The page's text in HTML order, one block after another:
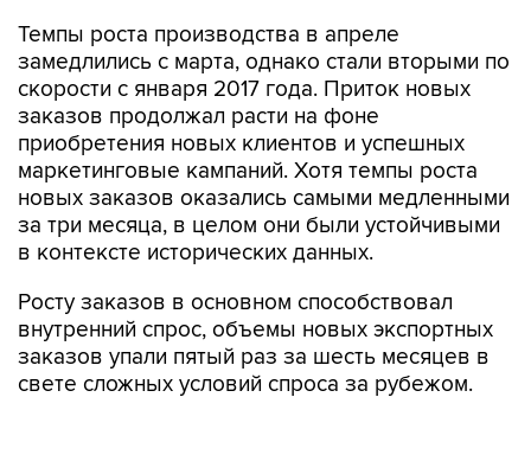
Темпы роста производства в апреле
замедлились с марта, однако стали вторыми по
скорости с января 2017 года. Приток новых
заказов продолжал расти на фоне
приобретения новых клиентов и успешных
маркетинговые кампаний. Хотя темпы роста
новых заказов оказались самыми медленными
за три месяца, в целом они были устойчивыми
в контексте исторических данных.
Росту заказов в основном способствовал
внутренний спрос, объемы новых экспортных
заказов упали пятый раз за шесть месяцев в
свете сложных условий спроса за рубежом.